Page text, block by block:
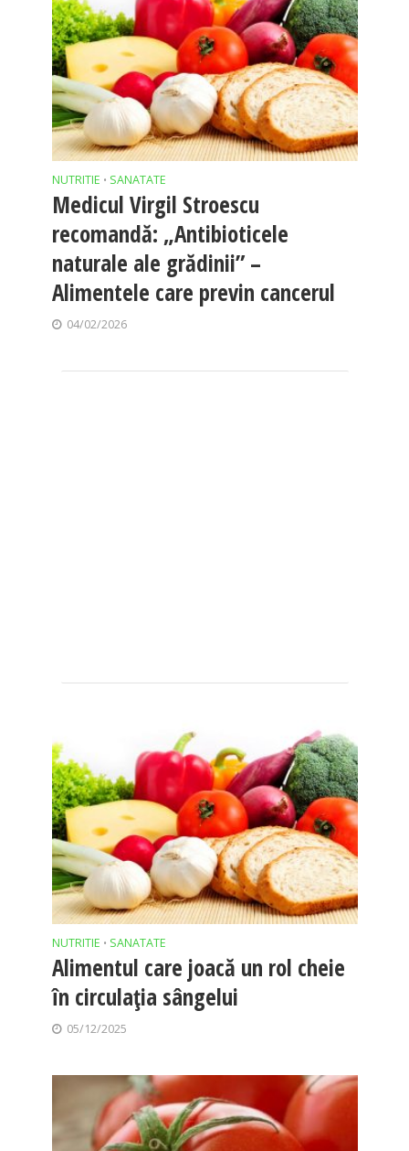
NUTRITIE • SANATATE
Medicul Virgil Stroescu
recomandă: „Antibioticele
naturale ale grădinii” –
Alimentele care previn cancerul
04/02/2026
NUTRITIE • SANATATE
Alimentul care joacă un rol cheie
în circulația sângelui
05/12/2025